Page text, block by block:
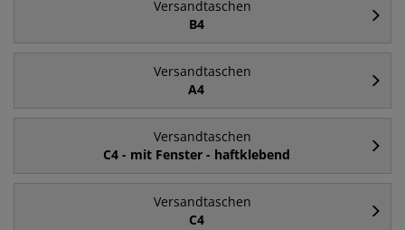
Versandtaschen
B4
Versandtaschen
A4
Versandtaschen
C4 - mit Fenster - haftklebend
Versandtaschen
C4